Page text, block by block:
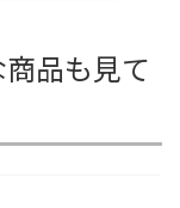
品も見て